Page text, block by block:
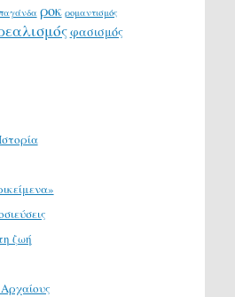
ροκ ρομαντισμός
φασισμός
ζωή